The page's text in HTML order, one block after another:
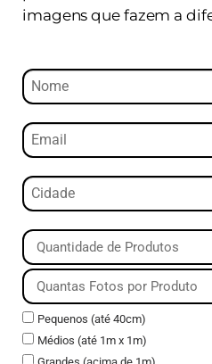
imagens que fazem a
Pequenos (até 40cm)
Médios (até 1m x 1m)